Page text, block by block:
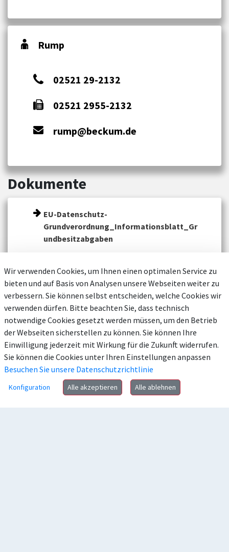
Rump
02521 29-2132
02521 2955-2132
rump@beckum.de
Dokumente
EU-Datenschutz-
Grundverordnung_Informationsblatt_Gr
undbesitzabgaben
Wir verwenden Cookies, um Ihnen einen optimalen Service zu
bieten und auf Basis von Analysen unsere Webseiten weiter zu
verbessern. Sie können selbst entscheiden, welche Cookies wir
verwenden dürfen. Bitte beachten Sie, dass technisch
notwendige Cookies gesetzt werden müssen, um den Betrieb
der Webseiten sicherstellen zu können. Sie können Ihre
Einwilligung jederzeit mit Wirkung für die Zukunft widerrufen.
Sie können die Cookies unter Ihren Einstellungen anpassen
Besuchen Sie unsere Datenschutzrichtlinie
Konfiguration Alle akzeptieren Alle ablehnen